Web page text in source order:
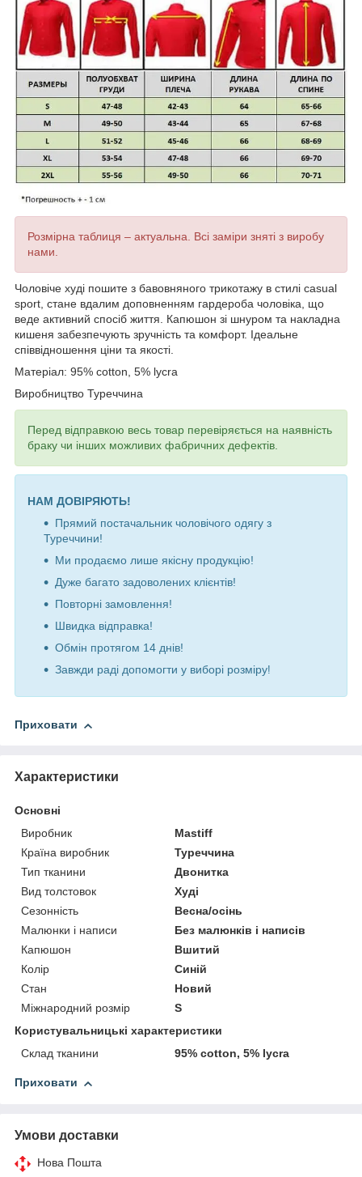
Розмірна таблиця – актуальна. Всі заміри зняті з виробу
нами.
Чоловіче худі пошите з бавовняного трикотажу в стилі casual
sport, стане вдалим доповненням гардероба чоловіка, що
веде активний спосіб життя. Капюшон зі шнуром та накладна
кишеня забезпечують зручність та комфорт. Ідеальне
співвідношення ціни та якості.
Матеріал: 95% cotton, 5% lycra
Виробництво Туреччина
Перед відправкою весь товар перевіряється на наявність
браку чи інших можливих фабричних дефектів.
НАМ ДОВІРЯЮТЬ!
Прямий постачальник чоловічого одягу з
Туреччини!
Ми продаємо лише якісну продукцію!
Дуже багато задоволених клієнтів!
Повторні замовлення!
Швидка відправка!
Обмін протягом 14 днів!
Завжди раді допомогти у виборі розміру!
Приховати
Характеристики
Основні
Виробник
Mastiff
Країна виробник
Туреччина
Тип тканини
Двонитка
Вид толстовок
Худі
Сезонність
Весна/осінь
Малюнки і написи
Без малюнків і написів
Капюшон
Вшитий
Колір
Синій
Стан
Новий
Міжнародний розмір
S
Користувальницькі характеристики
Склад тканини
95% cotton, 5% lycra
Приховати
Умови доставки
Нова Пошта